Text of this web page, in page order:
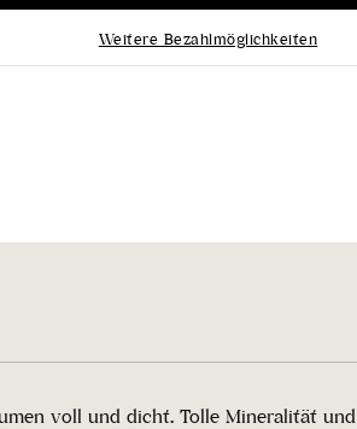
Weitere Bezahlmöglichkeiten
voll und dicht. Tolle Mineralität